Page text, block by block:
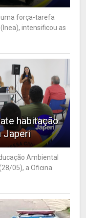
uma força-tarefa
intensificou as
habitação
Japeri
Ambiental
05), a Oficina